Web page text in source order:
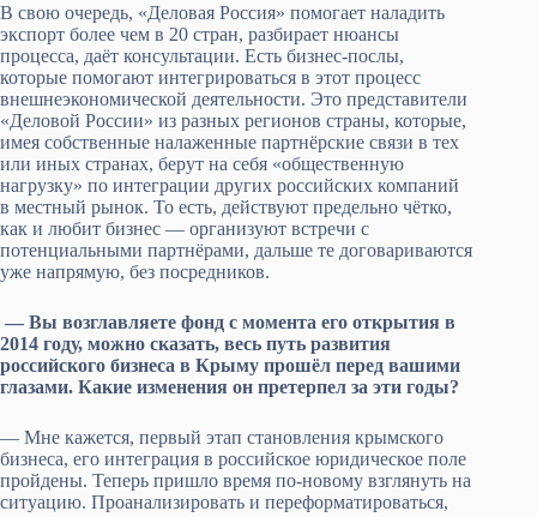
В свою очередь, «Деловая Россия» помогает наладить
экспорт более чем в 20 стран, разбирает нюансы
процесса, даёт консультации. Есть бизнес-послы,
которые помогают интегрироваться в этот процесс
внешнеэкономической деятельности. Это представители
«Деловой России» из разных регионов страны, которые,
имея собственные налаженные партнёрские связи в тех
или иных странах, берут на себя «общественную
нагрузку» по интеграции других российских компаний
в местный рынок. То есть, действуют предельно чётко,
как и любит бизнес — организуют встречи с
потенциальными партнёрами, дальше те договариваются
уже напрямую, без посредников.
— Вы возглавляете фонд с момента его открытия в
2014 году, можно сказать, весь путь развития
российского бизнеса в Крыму прошёл перед вашими
глазами. Какие изменения он претерпел за эти годы?
— Мне кажется, первый этап становления крымского
бизнеса, его интеграция в российское юридическое поле
пройдены. Теперь пришло время по-новому взглянуть на
ситуацию. Проанализировать и переформатироваться,